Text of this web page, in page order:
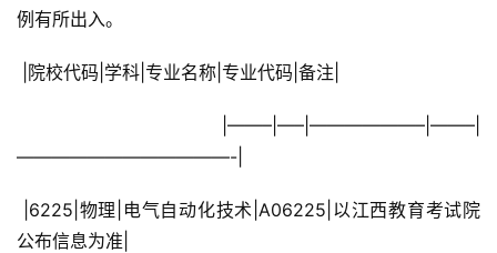
例有所出入。
|院校代码|学科|专业名称|专业代码|备注|
————————————-|
公布信息为准|